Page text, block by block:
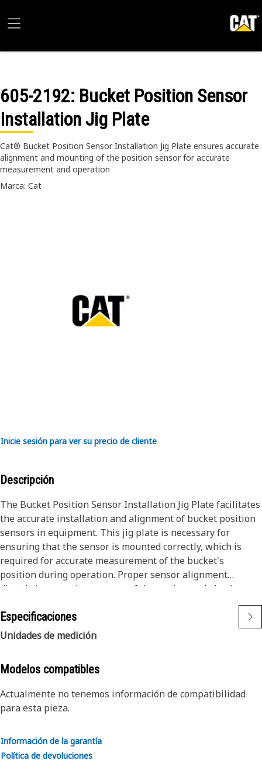
605-2192: Bucket Position Sensor
Installation Jig Plate
Cat® Bucket Position Sensor Installation Jig Plate ensures accurate
alignment and mounting of the position sensor for accurate
measurement and operation
Marca: Cat
Inicie sesión para ver su precio de cliente
Descripción
The Bucket Position Sensor Installation Jig Plate facilitates
the accurate installation and alignment of bucket position
sensors in equipment. This jig plate is necessary for
ensuring that the sensor is mounted correctly, which is
required for accurate measurement of the bucket's
position during operation. Proper sensor alignment
directly impacts the accuracy of the equipment's bucket
positioning system, influencing performance and efficiency.
By providing a stable and adjustable platform, the jig plate
enables operators to achieve exact positioning, reducing
• Provides a stable platform for accurate sensor mounting
and adjustment.
installation.
• Facilitates quick and easy sensor replacement and
Especificaciones
Unidades de medición
Modelos compatibles
Actualmente no tenemos información de compatibilidad
para esta pieza.
Información de la garantía
Política de devoluciones